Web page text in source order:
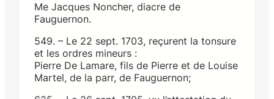
Me Jacques Noncher, diacre de
Fauguernon.
549. – Le 22 sept. 1703, reçurent la tonsure
et les ordres mineurs :
Pierre De Lamare, fils de Pierre et de Louise
Martel, de la parr, de Fauguernon;